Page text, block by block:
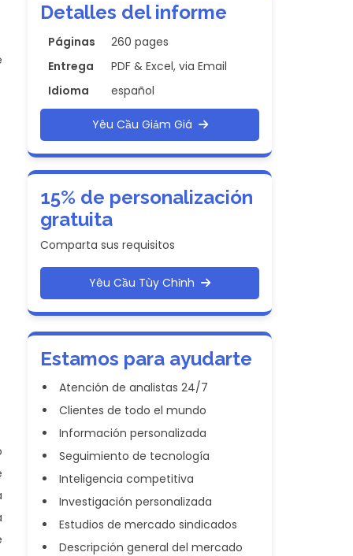
Detalles del informe
Páginas
260 pages
Entrega
PDF & Excel, via Email
Idioma
español
Yêu Cầu Giảm Giá
15% de personalización
gratuita
Comparta sus requisitos
Yêu Cầu Tùy Chỉnh
Estamos para ayudarte
Atención de analistas 24/7
Clientes de todo el mundo
Información personalizada
Seguimiento de tecnología
Inteligencia competitiva
Investigación personalizada
Estudios de mercado sindicados
Descripción general del mercado